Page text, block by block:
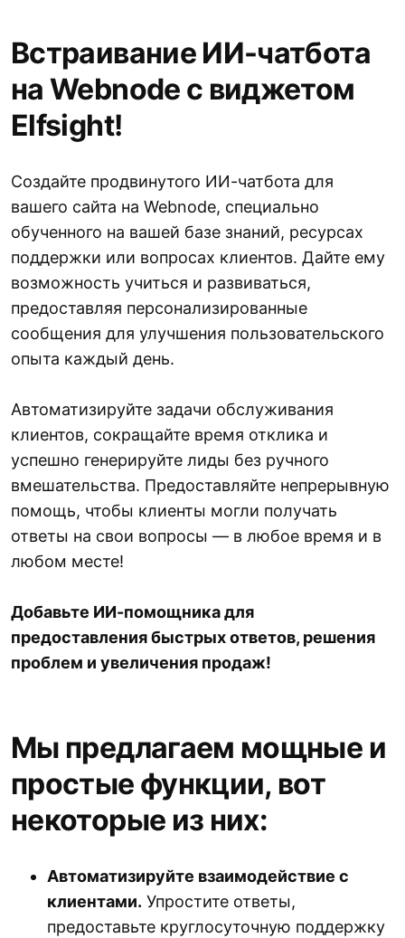
Встраивание ИИ-чатбота
на Webnode с виджетом
Elfsight!
Создайте продвинутого ИИ-чатбота для
вашего сайта на Webnode, специально
обученного на вашей базе знаний, ресурсах
поддержки или вопросах клиентов. Дайте ему
возможность учиться и развиваться,
предоставляя персонализированные
сообщения для улучшения пользовательского
опыта каждый день.
Автоматизируйте задачи обслуживания
клиентов, сокращайте время отклика и
успешно генерируйте лиды без ручного
вмешательства. Предоставляйте непрерывную
помощь, чтобы клиенты могли получать
ответы на свои вопросы — в любое время и в
любом месте!
Добавьте ИИ-помощника для
предоставления быстрых ответов, решения
проблем и увеличения продаж!
Мы предлагаем мощные и
простые функции, вот
некоторые из них:
Автоматизируйте взаимодействие с
клиентами. Упростите ответы,
предоставьте круглосуточную поддержку